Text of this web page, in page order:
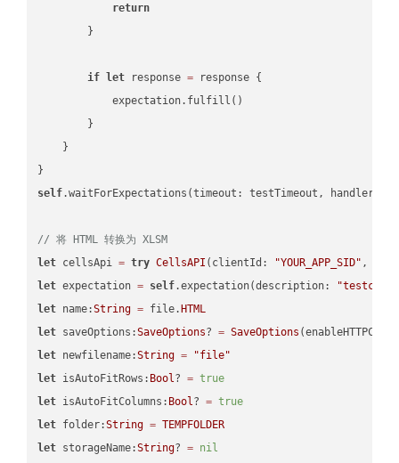
return
        }
if let response = response {
            expectation.fulfill()
        }
    }
self.waitForExpectations(timeout: testTimeout, handler:
// 将 HTML 转换为 XLSM
let cellsApi = try CellsAPI (clientId: "YOUR_APP_SID" ,
let expectation = self.expectation(description:
let name:String = file. HTML
let saveOptions:SaveOptions? = SaveOptions
let newfilename:String =
"file"
let isAutoFitRows: Bool? = true
let isAutoFitColumns: Bool? = true
let folder:String = TEMPFOLDER
let storageName:String? = nil